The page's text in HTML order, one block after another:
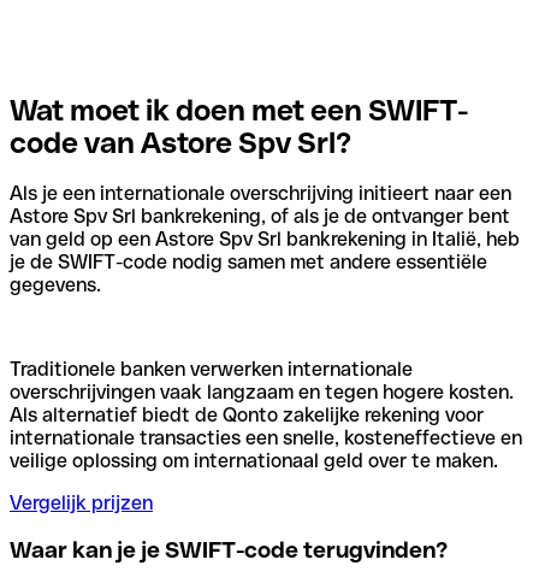
Wat moet ik doen met een SWIFT-
code van Astore Spv Srl?
Als je een internationale overschrijving initieert naar een
Astore Spv Srl bankrekening, of als je de ontvanger bent
van geld op een Astore Spv Srl bankrekening in Italië, heb
je de SWIFT-code nodig samen met andere essentiële
gegevens.
Traditionele banken verwerken internationale
overschrijvingen vaak langzaam en tegen hogere kosten.
Als alternatief biedt de Qonto zakelijke rekening voor
internationale transacties een snelle, kosteneffectieve en
veilige oplossing om internationaal geld over te maken.
Vergelijk prijzen
Waar kan je je SWIFT-code terugvinden?